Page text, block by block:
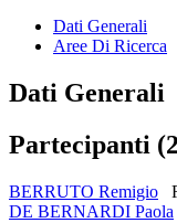
Dati Generali
Aree Di Ricerca
Dati Generali
Partecipanti
BERRUTO Remigio
DE BERNARDI Paola